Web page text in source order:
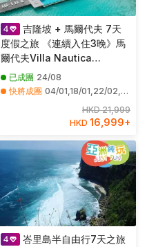
吉隆坡 + 馬爾代夫 7天
度假之旅 《連續入住3晚》馬
爾代夫Villa Nautica
Paradise Island Resort ~
Beach Villa 天堂島度假村
已成團 24/08
快將成團 04/01,18/01,22/02,08/03
HKD 21,999
HKD 16,999+
峇里島半自由行7天之旅